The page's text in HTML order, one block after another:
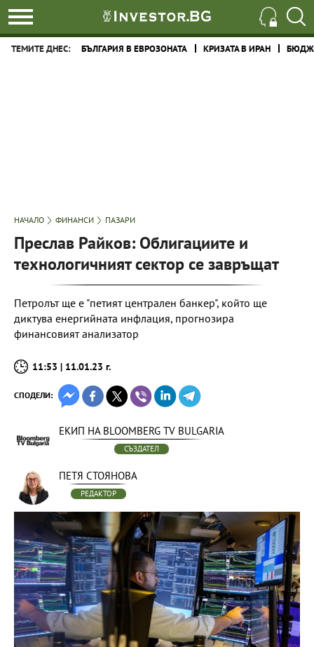
ТЕМИТЕ ДНЕС: БЪЛГАРИЯ В ЕВРОЗОНАТА КРИЗАТА В ИРАН
НАЧАЛО ФИНАНСИ ПАЗАРИ
Преслав Райков: Облигациите и
технологичният сектор се завръщат
Петролът ще е "петият централен банкер", който ще
диктува енергийната инфлация, прогнозира
финансовият анализатор
11:53 | 11.01.23 г.
СПОДЕЛИ:
ЕКИП НА BLOOMBERG TV BULGARIA
СЪЗДАТЕЛ
ПЕТЯ СТОЯНОВА
РЕДАКТОР